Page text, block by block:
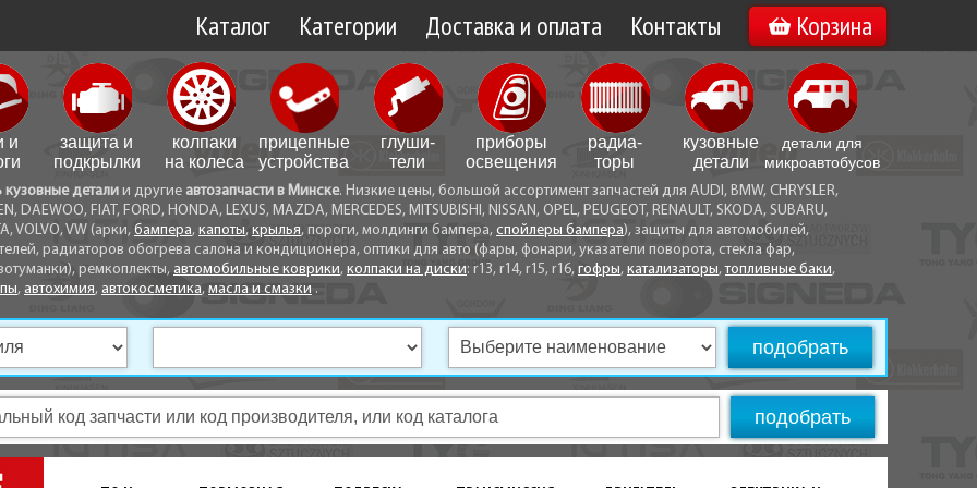
Каталог Категории Доставка и оплата
Доставка по Минску
Доставка по Беларуси
Самовывоз
Способы оплаты
Контакты
Вакансии
Корзина
и
защита и
подкрылки
колпаки
на колеса
прицепные
устройства
глуши­
тели
приборы
освещения
радиа­
торы
кузовные
детали
детали для
микро­автобусов
кузовные детали и другие автозапчасти в Минске. Низкие цены, большой ассортимент запчастей для AUDI, BMW, CHRYSLER,
DAEWOO, FIAT, FORD, HONDA, LEXUS, MAZDA, MERCEDES, MITSUBISHI, NISSAN, OPEL, PEUGEOT, RENAULT, SKODA, SUBARU,
VOLVO, VW (арки, бампера, капоты, крылья, пороги, молдинги бампера, спойлеры бампера), защиты для автомобилей,
радиаторов обогрева салона и кондиционера, оптики для авто (фары, фонари, указатели поворота, стекла фар,
ремкоплекты, автомобильные коврики, колпаки на диски: r13, r14, r15, r16, гофры, катализаторы,топливные баки,
, автохимия, автокосметика, масла и смазки .